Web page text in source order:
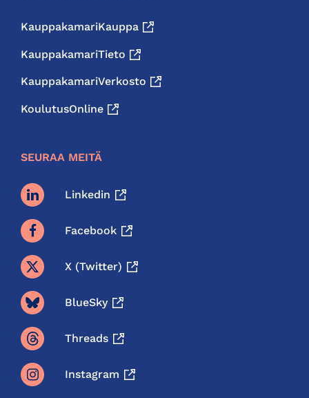
KauppakamariKauppa
KauppakamariTieto
KauppakamariVerkosto
KoulutusOnline
SEURAA MEITÄ
Linkedin
Facebook
X (twitter)
BlueSky
Threads
Instagram